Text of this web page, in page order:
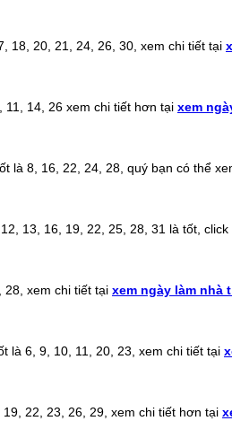
18, 20, 21, 24, 26, 30, xem chi tiết tại
14, 26 xem chi tiết hơn tại xem
là 8, 16, 22, 24, 28, quý bạn có thể
13, 16, 19, 22, 25, 28, 31 là tốt,
28, xem chi tiết tại xem ngày làm nhà
là 6, 9, 10, 11, 20, 23, xem chi tiết tại
22, 23, 26, 29, xem chi tiết hơn tại